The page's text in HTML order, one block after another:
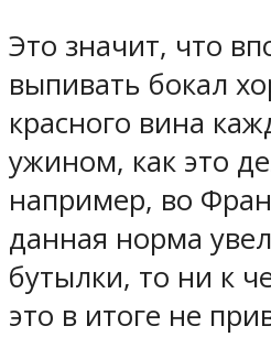
Это значит, что
выпивать бокал
красного вина
ужином, как это
например, во
данная норма
бутылки, то ни к
это в итоге не